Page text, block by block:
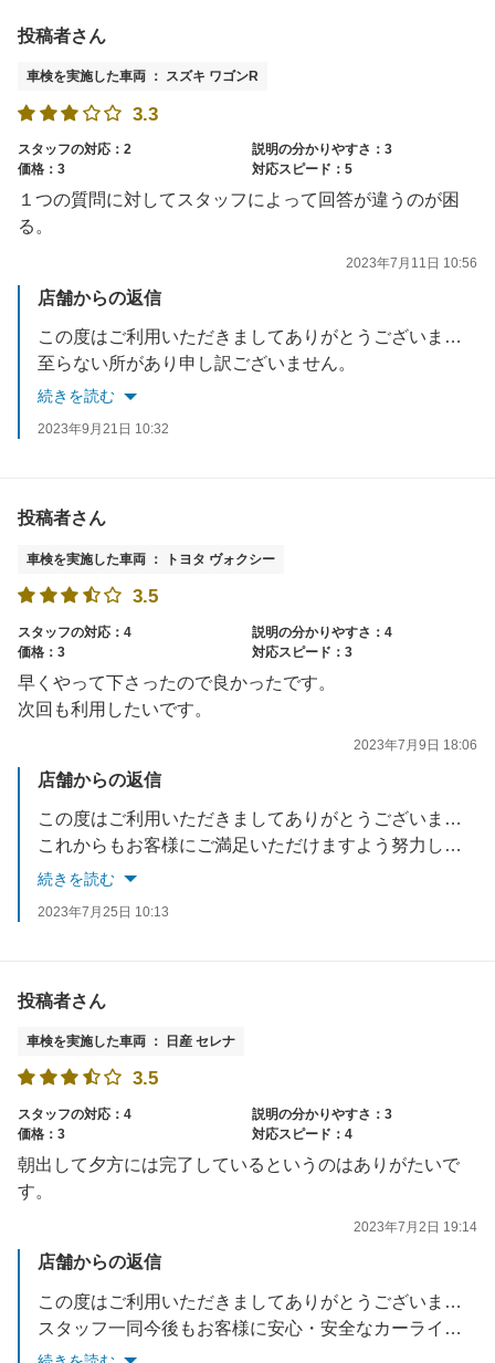
投稿者さん
車検を実施した車両 ： スズキ ワゴンR
3.3
スタッフの対応：2
説明の分かりやすさ：3
価格：3
対応スピード：5
１つの質問に対してスタッフによって回答が違うのが困
る。
2023年7月11日 10:56
店舗からの返信
この度はご利用いただきましてありがとうございます。
至らない所があり申し訳ございません。
お客様が当店を安心してご利用いただけるよう、オペレーションも見直し、改善を続けて参ります。
続きを読む
2023年9月21日 10:32
投稿者さん
車検を実施した車両 ： トヨタ ヴォクシー
3.5
スタッフの対応：4
説明の分かりやすさ：4
価格：3
対応スピード：3
早くやって下さったので良かったです。
次回も利用したいです。
2023年7月9日 18:06
店舗からの返信
この度はご利用いただきましてありがとうございます。
これからもお客様にご満足いただけますよう努力していきます。
またのご来店を楽しみにお待ちしております。
続きを読む
2023年7月25日 10:13
投稿者さん
車検を実施した車両 ： 日産 セレナ
3.5
スタッフの対応：4
説明の分かりやすさ：3
価格：3
対応スピード：4
朝出して夕方には完了しているというのはありがたいで
す。
2023年7月2日 19:14
店舗からの返信
この度はご利用いただきましてありがとうございます。
スタッフ一同今後もお客様に安心・安全なカーライフをお届けできるよう努力していきます。
またのご来店を楽しみにお待ちしております。